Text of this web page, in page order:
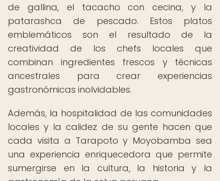
de gallina, el tacacho con cecina, y la
patarashca de pescado. Estos platos
emblemáticos son el resultado de la
creatividad de los chefs locales que
combinan ingredientes frescos y técnicas
ancestrales para crear experiencias
gastronómicas inolvidables.
Además, la hospitalidad de las comunidades
locales y la calidez de su gente hacen que
cada visita a Tarapoto y Moyobamba sea
una experiencia enriquecedora que permite
sumergirse en la cultura, la historia y la